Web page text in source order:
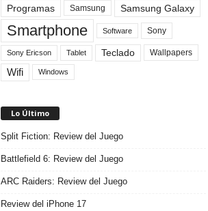
Programas Samsung Samsung Galaxy
Smartphone Software Sony
Sony Ericson Tablet Teclado Wallpapers
Wifi Windows
Lo Último
Split Fiction: Review del Juego
Battlefield 6: Review del Juego
ARC Raiders: Review del Juego
Review del iPhone 17